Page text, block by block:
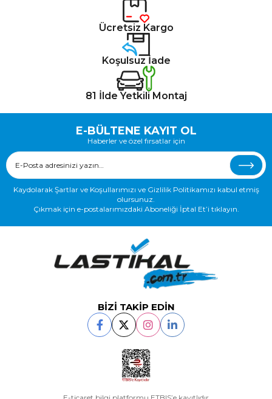
Ücretsiz Kargo
Koşulsuz İade
81 İlde Yetkili Montaj
E-BÜLTENE KAYIT OL
Haberler ve özel fırsatlar için
Kaydolarak Şartlar ve Koşullarımızı ve Gizlilik Politikamızı kabul etmiş
olursunuz.
Çıkmak için e-postalarımızdaki Aboneliği İptal Et’i tıklayın.
BİZİ TAKİP EDİN